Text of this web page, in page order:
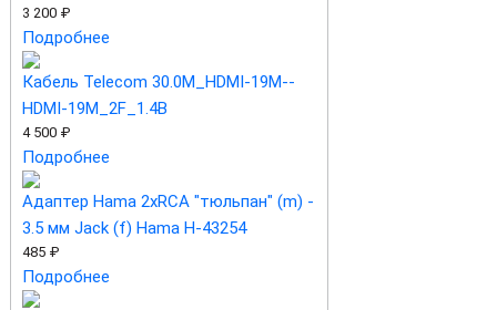
3 200 ₽
Подробнее
Кабель Telecom 30.0M_HDMI-19M--
HDMI-19M_2F_1.4B
4 500 ₽
Подробнее
Адаптер Hama 2xRCA "тюльпан" (m) -
3.5 мм Jack (f) Hama H-43254
485 ₽
Подробнее